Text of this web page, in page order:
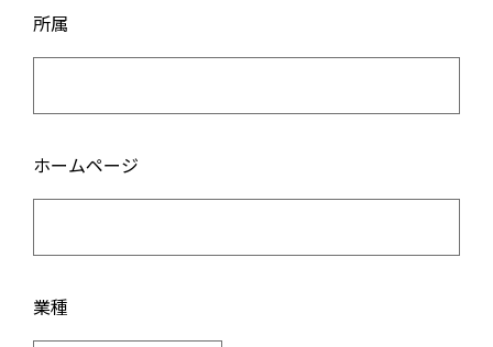
所属
ホームページ
業種